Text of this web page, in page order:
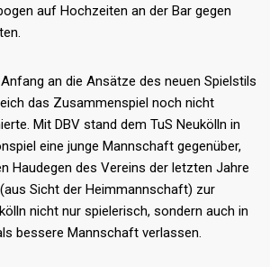
auf Hochzeiten an der Bar gegen
an die Ansätze des neuen Spielstils
das Zusammenspiel noch nicht
Mit DBV stand dem TuS Neukölln in
eine junge Mannschaft gegenüber,
Haudegen des Vereins der letzten Jahre
Sicht der Heimmannschaft) zur
nicht nur spielerisch, sondern auch in
bessere Mannschaft verlassen.